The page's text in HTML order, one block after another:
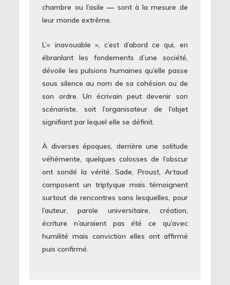
chambre ou l’asile ― sont à la mesure de
leur monde extrême.
L’« inavouable », c’est d’abord ce qui, en
ébranlant les fondements d’une société,
dévoile les pulsions humaines qu’elle passe
sous silence au nom de sa cohésion ou de
son ordre. Un écrivain peut devenir son
scénariste, soit l’organisateur de l’objet
signifiant par lequel elle se définit.
À diverses époques, derrière une solitude
véhémente, quelques colosses de l’obscur
ont sondé la vérité. Sade, Proust, Artaud
composent un triptyque mais témoignent
surtout de rencontres sans lesquelles, pour
l’auteur, parole universitaire, création,
écriture n’auraient pas été ce qu’avec
humilité mais conviction elles ont affirmé
puis confirmé.